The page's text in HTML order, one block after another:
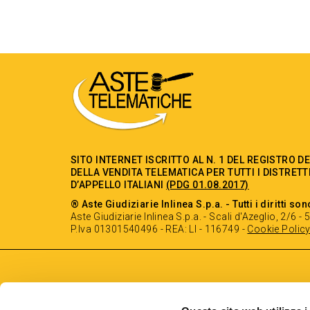
SITO INTERNET ISCRITTO AL N. 1 DEL REGISTRO
DELLA VENDITA TELEMATICA PER TUTTI I
D’APPELLO ITALIANI (PDG 01.08.2017)
® Aste Giudiziarie Inlinea S.p.a. - Tutti i diritti
Aste Giudiziarie Inlinea S.p.a. - Scali d'Azeglio, 2/6 -
P.Iva 01301540496 - REA: LI - 116749 - Cookie Policy